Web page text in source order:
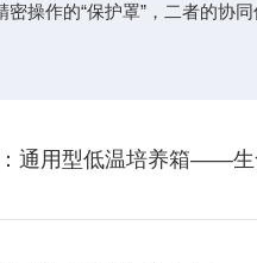
密操作的“保护罩”，二者的
通用型低温培养箱——生